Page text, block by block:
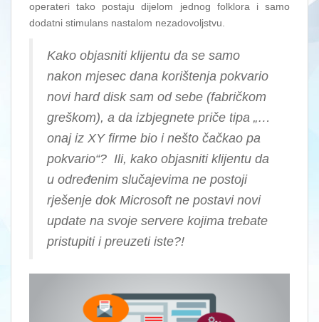
operateri tako postaju dijelom jednog folklora i samo
dodatni stimulans nastalom nezadovoljstvu.
Kako objasniti klijentu da se samo
nakon mjesec dana korištenja pokvario
novi hard disk sam od sebe (fabričkom
greškom), a da izbjegnete priče tipa „…
onaj iz XY firme bio i nešto čačkao pa
pokvario“? Ili, kako objasniti klijentu da
u određenim slučajevima ne postoji
rješenje dok Microsoft ne postavi novi
update na svoje servere kojima trebate
pristupiti i preuzeti iste?!